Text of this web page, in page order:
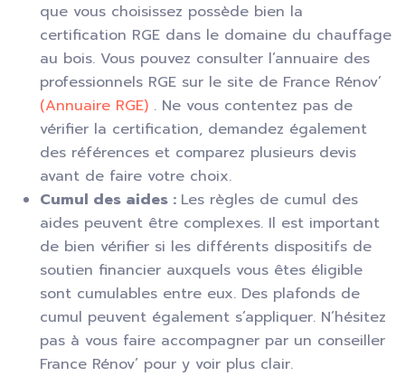
que vous choisissez possède bien la
certification RGE dans le domaine du chauffage
au bois. Vous pouvez consulter l’annuaire des
professionnels RGE sur le site de France Rénov’
(Annuaire RGE) . Ne vous contentez pas de
vérifier la certification, demandez également
des références et comparez plusieurs devis
avant de faire votre choix.
Cumul des aides : Les règles de cumul des
aides peuvent être complexes. Il est important
de bien vérifier si les différents dispositifs de
soutien financier auxquels vous êtes éligible
sont cumulables entre eux. Des plafonds de
cumul peuvent également s’appliquer. N’hésitez
pas à vous faire accompagner par un conseiller
France Rénov’ pour y voir plus clair.